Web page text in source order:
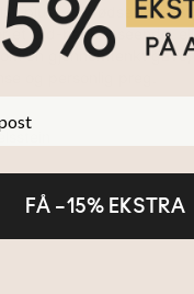
pluss din
laid-back utseende,
en gjennomtenkt
og personlig preg.
FÅ –15% EKSTRA